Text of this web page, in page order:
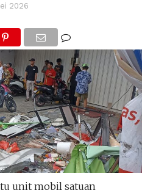
2026
unit mobil satuan